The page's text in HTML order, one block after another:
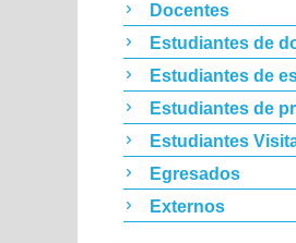
Docentes
Estudiantes de
Estudiantes de
Estudiantes de
Estudiantes
Egresados
Externos